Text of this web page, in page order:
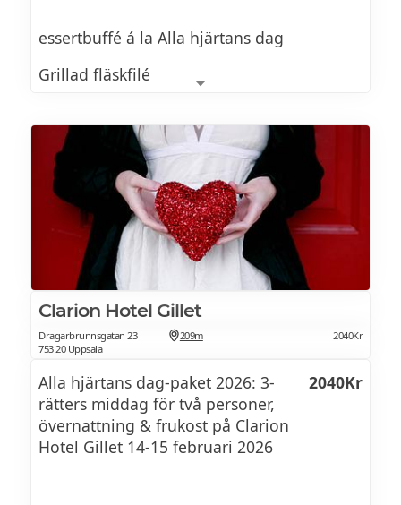
essertbuffé á la Alla hjärtans dag
Grillad fläskfilé
potatisgratäng och Heats kryddsmör
Kebab
med pommes frites och tortillabröd samt
het tomatsås och vitlökssås samt krispig
sallad
Stekt fiskfilé Walewska
champinjoner och potatismos
Lasagne al forno
Clarion Hotel Gillet
Dragarbrunnsgatan 23
753 20 Uppsala
209m 2040Kr
Alla hjärtans dag-paket 2026: 3-
rätters middag för två personer,
övernattning & frukost på Clarion
Hotel Gillet 14-15 februari 2026
2040Kr